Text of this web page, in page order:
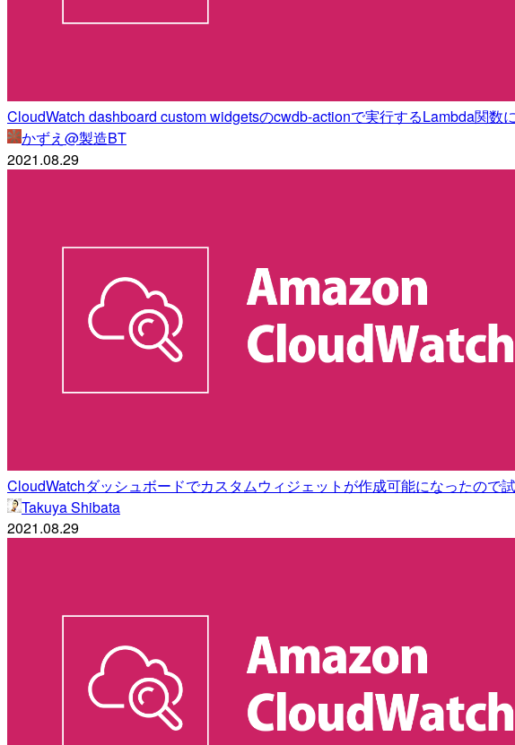
CloudWatch dashboard custom widgetsのcwdb-actionで実行するLambda関数
かずえ@製造BT
2021.08.29
CloudWatchダッシュボードでカスタムウィジェットが作成可能になったので
Takuya Shibata
2021.08.29